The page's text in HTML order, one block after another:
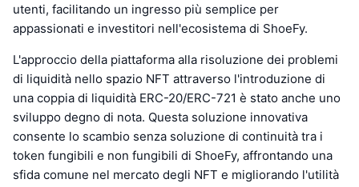
utenti, facilitando un ingresso più semplice per
appassionati e investitori nell'ecosistema di ShoeFy.
L'approccio della piattaforma alla risoluzione dei problemi
di liquidità nello spazio NFT attraverso l'introduzione di
una coppia di liquidità ERC-20/ERC-721 è stato anche uno
sviluppo degno di nota. Questa soluzione innovativa
consente lo scambio senza soluzione di continuità tra i
token fungibili e non fungibili di ShoeFy, affrontando una
sfida comune nel mercato degli NFT e migliorando l'utilità